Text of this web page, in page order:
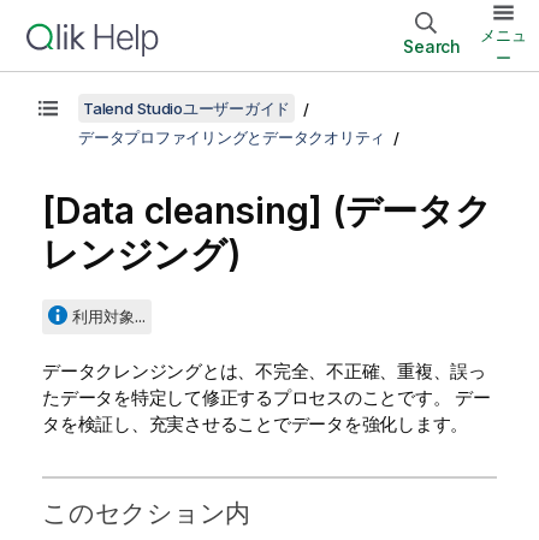
Search
メニュ
ー
Talend Studioユーザーガイド
データプロファイリングとデータクオリティ
[Data cleansing] (データク
レンジング)
利用対象...
データクレンジングとは、不完全、不正確、重複、誤っ
たデータを特定して修正するプロセスのことです。
デー
タを検証し、充実させることでデータを強化します。
このセクション内